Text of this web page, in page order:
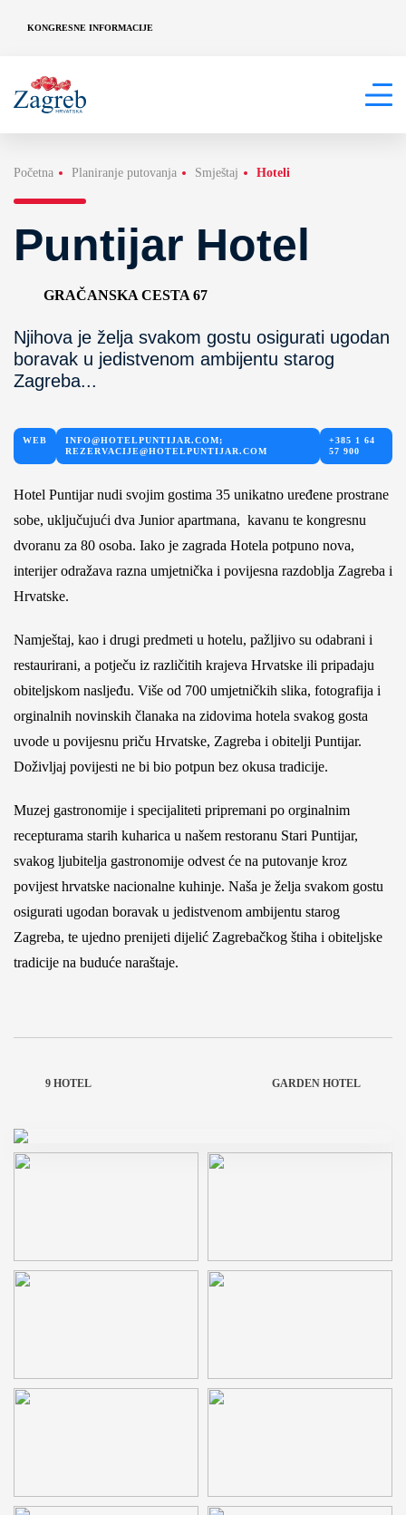
KONGRESNE INFORMACIJE
Početna Planiranje putovanja Smještaj Hoteli
Puntijar Hotel
GRAČANSKA CESTA 67
Njihova je želja svakom gostu osigurati ugodan
boravak u jedistvenom ambijentu starog
Zagreba...
WEB
INFO@HOTELPUNTIJAR.COM;
REZERVACIJE@HOTELPUNTIJAR.COM
+385 1 64
57 900
Hotel Puntijar nudi svojim gostima 35 unikatno uređene prostrane
sobe, uključujući dva Junior apartmana, kavanu te kongresnu
dvoranu za 80 osoba. Iako je zagrada Hotela potpuno nova,
interijer odražava razna umjetnička i povijesna razdoblja Zagreba i
Hrvatske.
Namještaj, kao i drugi predmeti u hotelu, pažljivo su odabrani i
restaurirani, a potječu iz različitih krajeva Hrvatske ili pripadaju
obiteljskom nasljeđu. Više od 700 umjetničkih slika, fotografija i
orginalnih novinskih članaka na zidovima hotela svakog gosta
uvode u povijesnu priču Hrvatske, Zagreba i obitelji Puntijar.
Doživljaj povijesti ne bi bio potpun bez okusa tradicije.
Muzej gastronomije i specijaliteti pripremani po orginalnim
recepturama starih kuharica u našem restoranu Stari Puntijar,
svakog ljubitelja gastronomije odvest će na putovanje kroz
povijest hrvatske nacionalne kuhinje. Naša je želja svakom gostu
osigurati ugodan boravak u jedistvenom ambijentu starog
Zagreba, te ujedno prenijeti dijelić Zagrebačkog štiha i obiteljske
tradicije na buduće naraštaje.
9 HOTEL GARDEN HOTEL